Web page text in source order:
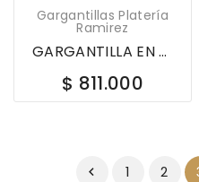
Gargantillas Platería
Ramirez
GARGANTILLA EN PLATA LEY 925 ARETES Y PULSERA...
$ 811.000
 1 2